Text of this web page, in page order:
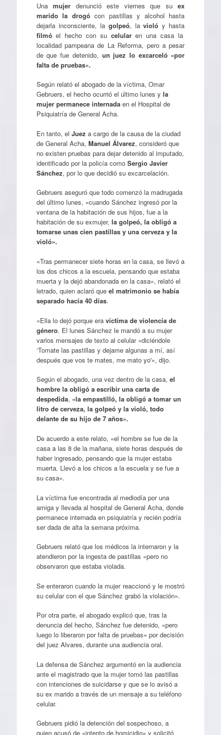
Unamujer denunció este viernes que suex
marido la drogócon pastillas y alcohol hasta
dejarla inconsciente, lagolpeó, lavioló y hasta
filmóel hecho con su celularen una casa la
localidad pampeana de La Reforma, pero a pesar
de que fue detenido, un juez lo excarceló «por
falta de pruebas».
Según relató el abogado de la víctima, Omar
Gebruers, el hecho ocurrió el último lunes y la
mujer permanece internada en el Hospital de
Psiquiatría de General Acha.
En tanto, el Juez a cargo de la causa de la ciudad
de General Acha, Manuel Álvarez, consideró que
no existen pruebas para dejar detenido al imputado,
identificado por la policía como Sergio Javier
Sánchez, por lo que decidió su excarcelación.
Gebruers aseguró que todo comenzó la madrugada
del último lunes, «cuando Sánchez ingresó por la
ventana de la habitación de sus hijos, fue a la
habitación de su exmujer, la golpeó, la obligó a
tomarse unas cien pastillas y una cerveza y la
violó».
«Tras permanecer siete horas en la casa, se llevó a
los dos chicos a la escuela, pensando que estaba
muerta y la dejó abandonada en la casa», relató el
letrado, quien aclaró que el matrimonio se había
separado hacía 40 días.
«Ella lo dejó porque era víctima de violencia de
género. El lunes Sánchez le mandó a su mujer
varios mensajes de texto al celular «diciéndole
‘Tomate las pastillas y dejame algunas a mí, así
después que vos te mates, me mato yo'», dijo.
Según el abogado, una vez dentro de la casa, el
hombre la obligó a escribir una carta de
despedida, «la empastilló, la obligó a tomar un
litro de cerveza, la golpeó y la violó, todo
delante de su hijo de 7 años».
De acuerdo a este relato, «el hombre se fue de la
casa a las 8 de la mañana, siete horas después de
haber ingresado, pensando que la mujer estaba
muerta. Llevó a los chicos a la escuela y se fue a
su casa».
La víctima fue encontrada al mediodía por una
amiga y llevada al hospital de General Acha, donde
permanece internada en psiquiatría y recién podría
ser dada de alta la semana próxima.
Gebruers relató que los médicos la internaron y la
atendieron por la ingesta de pastillas «pero no
observaron que estaba violada.
Se enteraron cuando la mujer reaccionó y le mostró
su celular con el que Sánchez grabó la violación».
Por otra parte, el abogado explicó que, tras la
denuncia del hecho, Sánchez fue detenido, «pero
luego lo liberaron por falta de pruebas» por decisión
del juez Alvares, durante una audiencia oral.
La defensa de Sánchez argumentó en la audiencia
ante el magistrado que la mujer tomó las pastillas
con intenciones de suicidarse y que se lo avisó a
su ex marido a través de un mensaje a su teléfono
celular.
Gebruers pidió la detención del sospechoso, a
quien acusó de «intento de homicidio» y solicitó